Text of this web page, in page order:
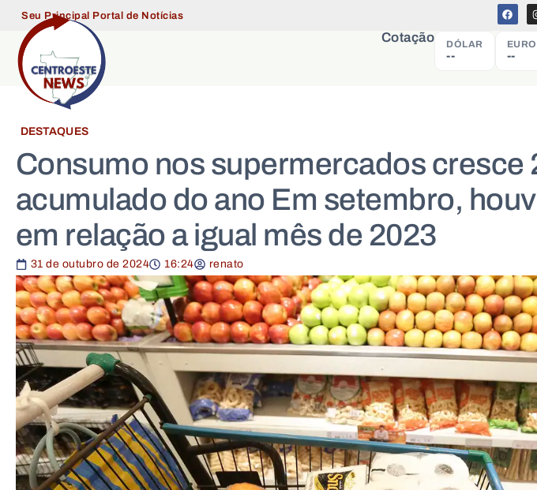
Seu Principal Portal de Notícias
Cotação DÓLAR
--
EURO
--
DESTAQUES
Consumo nos supermercados cresce
acumulado do ano Em setembro,
em relação a igual mês de 2023
31 de outubro de 2024 16:24 renato